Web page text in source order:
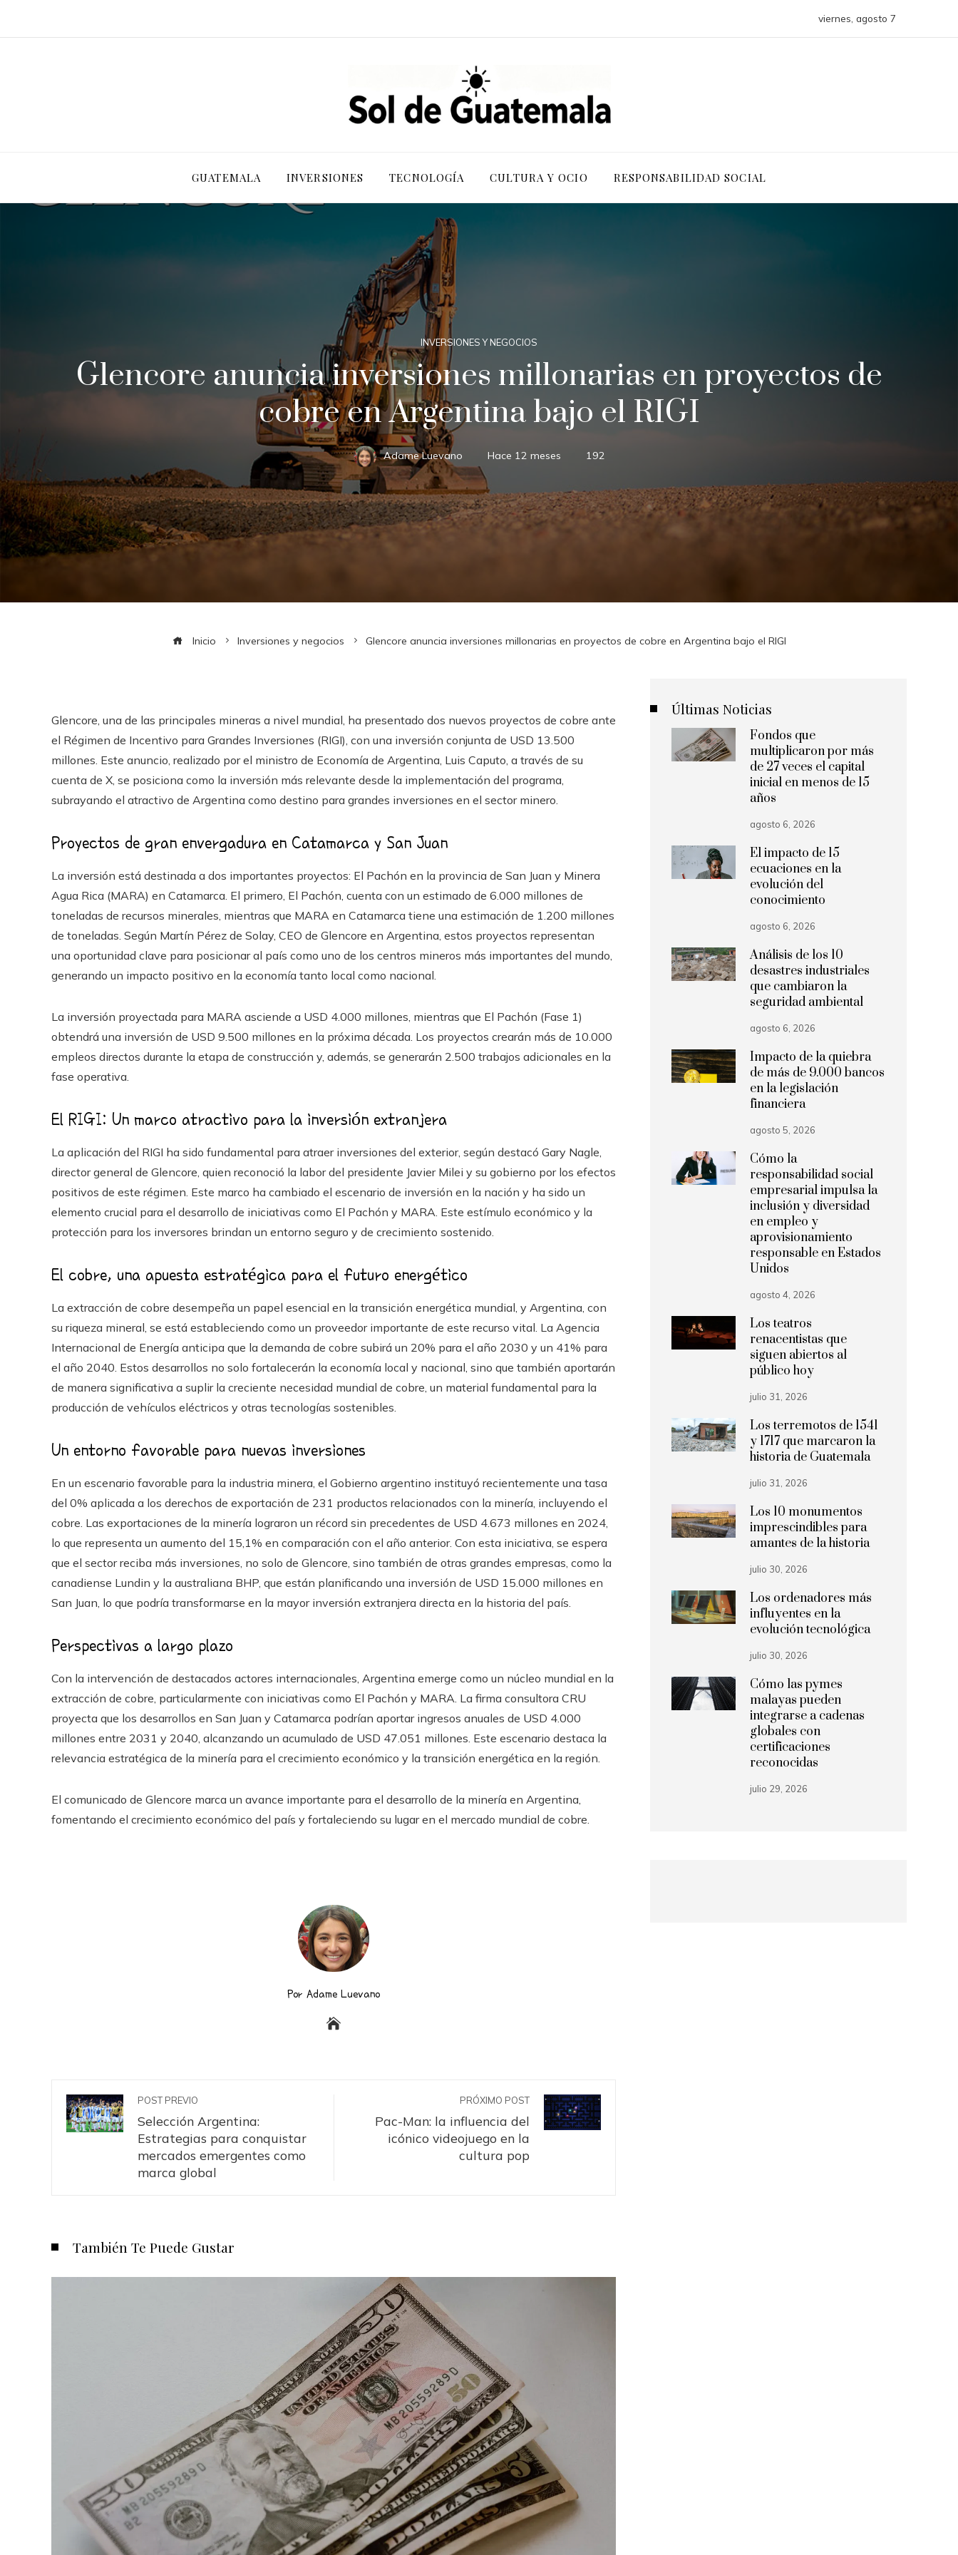
viernes, agosto 7
GUATEMALA INVERSIONES TECNOLOGÍA CULTURA Y OCIO RESPONSABILIDAD SOCIAL
INVERSIONES Y NEGOCIOS
Glencore anuncia inversiones millonarias en proyectos de
cobre en Argentina bajo el RIGI
Adame Luevano Hace 12 meses 192
Inicio Inversiones y negocios Glencore anuncia inversiones millonarias en proyectos de cobre en Argentina bajo el RIGI
Glencore, una de las principales mineras a nivel mundial, ha presentado dos nuevos proyectos de cobre ante
el Régimen de Incentivo para Grandes Inversiones (RIGI), con una inversión conjunta de USD 13.500
millones. Este anuncio, realizado por el ministro de Economía de Argentina, Luis Caputo, a través de su
cuenta de X, se posiciona como la inversión más relevante desde la implementación del programa,
subrayando el atractivo de Argentina como destino para grandes inversiones en el sector minero.
Proyectos de gran envergadura en Catamarca y San Juan
La inversión está destinada a dos importantes proyectos: El Pachón en la provincia de San Juan y Minera
Agua Rica (MARA) en Catamarca. El primero, El Pachón, cuenta con un estimado de 6.000 millones de
toneladas de recursos minerales, mientras que MARA en Catamarca tiene una estimación de 1.200 millones
de toneladas. Según Martín Pérez de Solay, CEO de Glencore en Argentina, estos proyectos representan
una oportunidad clave para posicionar al país como uno de los centros mineros más importantes del mundo,
generando un impacto positivo en la economía tanto local como nacional.
La inversión proyectada para MARA asciende a USD 4.000 millones, mientras que El Pachón (Fase 1)
obtendrá una inversión de USD 9.500 millones en la próxima década. Los proyectos crearán más de 10.000
empleos directos durante la etapa de construcción y, además, se generarán 2.500 trabajos adicionales en la
fase operativa.
El RIGI: Un marco atractivo para la inversión extranjera
La aplicación del RIGI ha sido fundamental para atraer inversiones del exterior, según destacó Gary Nagle,
director general de Glencore, quien reconoció la labor del presidente Javier Milei y su gobierno por los efectos
positivos de este régimen. Este marco ha cambiado el escenario de inversión en la nación y ha sido un
elemento crucial para el desarrollo de iniciativas como El Pachón y MARA. Este estímulo económico y la
protección para los inversores brindan un entorno seguro y de crecimiento sostenido.
El cobre, una apuesta estratégica para el futuro energético
La extracción de cobre desempeña un papel esencial en la transición energética mundial, y Argentina, con
su riqueza mineral, se está estableciendo como un proveedor importante de este recurso vital. La Agencia
Internacional de Energía anticipa que la demanda de cobre subirá un 20% para el año 2030 y un 41% para
el año 2040. Estos desarrollos no solo fortalecerán la economía local y nacional, sino que también aportarán
de manera significativa a suplir la creciente necesidad mundial de cobre, un material fundamental para la
producción de vehículos eléctricos y otras tecnologías sostenibles.
Un entorno favorable para nuevas inversiones
En un escenario favorable para la industria minera, el Gobierno argentino instituyó recientemente una tasa
del 0% aplicada a los derechos de exportación de 231 productos relacionados con la minería, incluyendo el
cobre. Las exportaciones de la minería lograron un récord sin precedentes de USD 4.673 millones en 2024,
lo que representa un aumento del 15,1% en comparación con el año anterior. Con esta iniciativa, se espera
que el sector reciba más inversiones, no solo de Glencore, sino también de otras grandes empresas, como la
canadiense Lundin y la australiana BHP, que están planificando una inversión de USD 15.000 millones en
San Juan, lo que podría transformarse en la mayor inversión extranjera directa en la historia del país.
Perspectivas a largo plazo
Con la intervención de destacados actores internacionales, Argentina emerge como un núcleo mundial en la
extracción de cobre, particularmente con iniciativas como El Pachón y MARA. La firma consultora CRU
proyecta que los desarrollos en San Juan y Catamarca podrían aportar ingresos anuales de USD 4.000
millones entre 2031 y 2040, alcanzando un acumulado de USD 47.051 millones. Este escenario destaca la
relevancia estratégica de la minería para el crecimiento económico y la transición energética en la región.
El comunicado de Glencore marca un avance importante para el desarrollo de la minería en Argentina,
fomentando el crecimiento económico del país y fortaleciendo su lugar en el mercado mundial de cobre.
Por Adame Luevano
POST PREVIO
Selección Argentina:
Estrategias para conquistar
mercados emergentes como
marca global
PRÓXIMO POST
Pac-Man: la influencia del
icónico videojuego en la
cultura pop
También Te Puede Gustar
Últimas Noticias
Fondos que
multiplicaron por más
de 27 veces el capital
inicial en menos de 15
años
agosto 6, 2026
El impacto de 15
ecuaciones en la
evolución del
conocimiento
agosto 6, 2026
Análisis de los 10
desastres industriales
que cambiaron la
seguridad ambiental
agosto 6, 2026
Impacto de la quiebra
de más de 9.000 bancos
en la legislación
financiera
agosto 5, 2026
Cómo la
responsabilidad social
empresarial impulsa la
inclusión y diversidad
en empleo y
aprovisionamiento
responsable en Estados
Unidos
agosto 4, 2026
Los teatros
renacentistas que
siguen abiertos al
público hoy
julio 31, 2026
Los terremotos de 1541
y 1717 que marcaron la
historia de Guatemala
julio 31, 2026
Los 10 monumentos
imprescindibles para
amantes de la historia
julio 30, 2026
Los ordenadores más
influyentes en la
evolución tecnológica
julio 30, 2026
Cómo las pymes
malayas pueden
integrarse a cadenas
globales con
certificaciones
reconocidas
julio 29, 2026